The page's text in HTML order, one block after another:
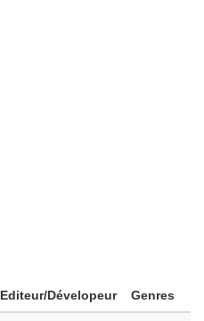
Editeur/Dévelopeur Genres